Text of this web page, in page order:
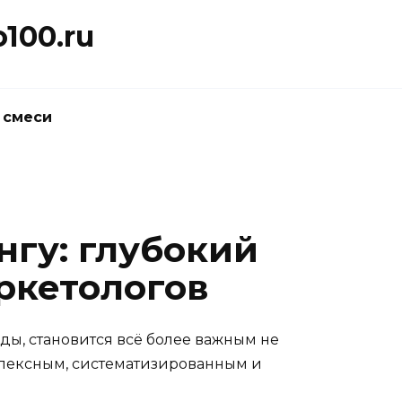
глубокий
становится всё более важным не
систематизированным и